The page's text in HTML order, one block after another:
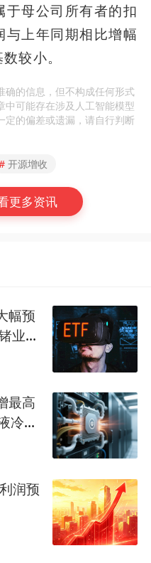
母公司所有者的扣
与上年同期相比增幅
较小。
确的信息，但不构成任何形式
中可能存在涉及人工智能模型
定的偏差或遗漏，请自行判断
开源增收
更多资讯
幅预
业涨
最高
冷产
润预